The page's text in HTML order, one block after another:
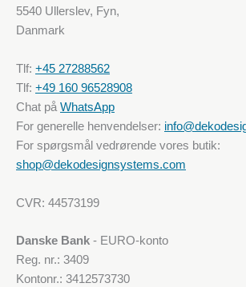
5540 Ullerslev, Fyn,
Danmark
Tlf: +45 27288562
Tlf: +49 160 96528908
Chat på WhatsApp
For generelle henvendelser:
For spørgsmål vedrørende vores butik:
shop@dekodesignsystems.com
CVR: 44573199
Danske Bank - EURO-konto
Reg. nr.: 3409
Kontonr.: 3412573730